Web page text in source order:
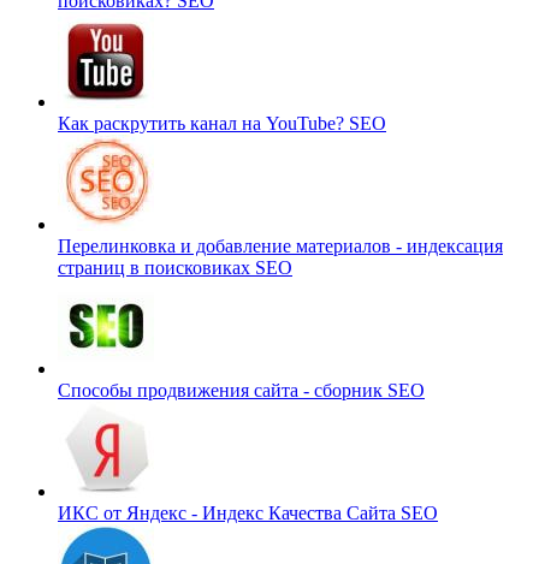
Как раскрутить канал на YouTube? SEO
Перелинковка и добавление материалов - индексация
страниц в поисковиках SEO
Способы продвижения сайта - сборник SEO
ИКС от Яндекс - Индекс Качества Сайта SEO